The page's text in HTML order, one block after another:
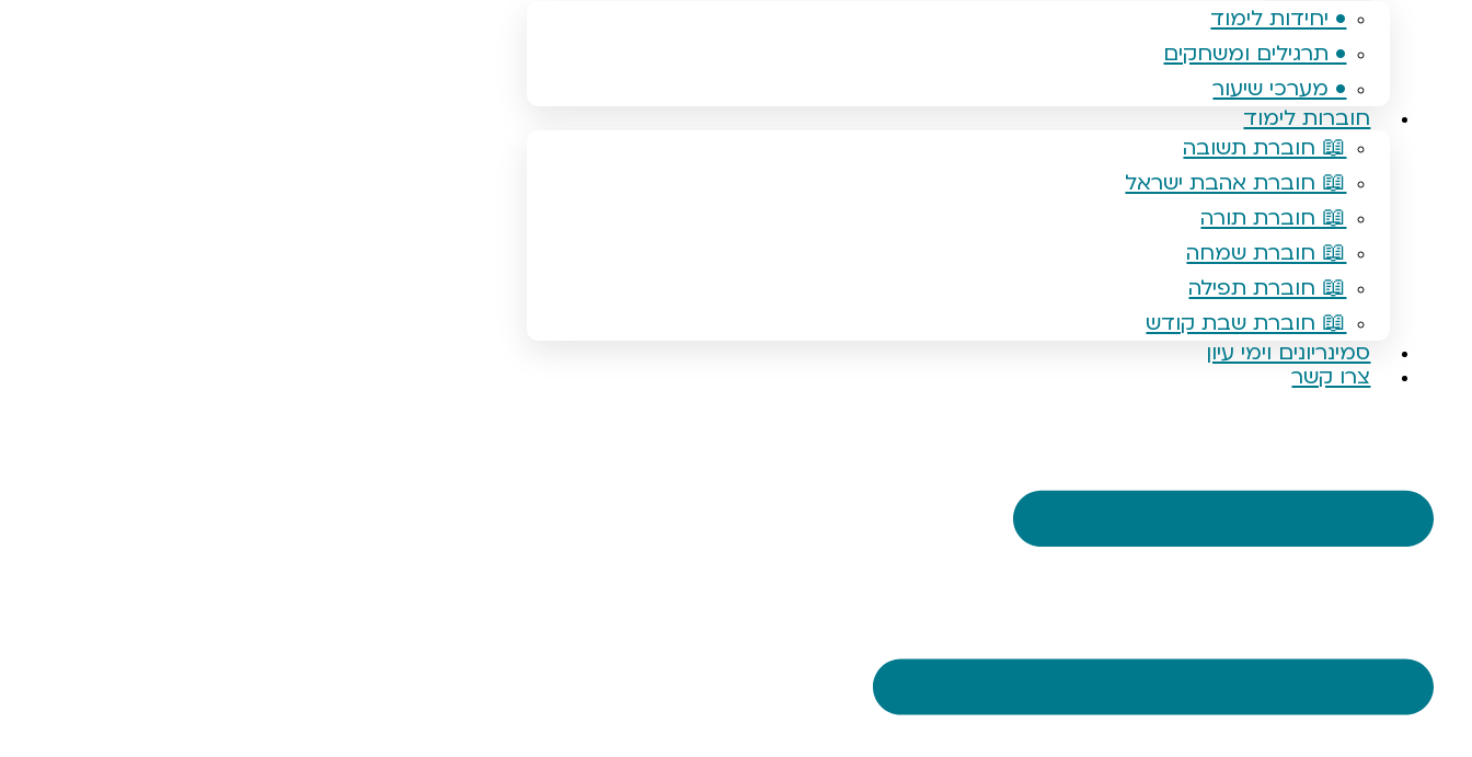
• יחידות לימוד
• תרגילים ומשחקים
• מערכי שיעור
חוברות לימוד
📖 חוברת תשובה
📖 חוברת אהבת ישראל
📖 חוברת תורה
📖 חוברת שמחה
📖 חוברת תפילה
📖 חוברת שבת קודש
סמינריונים וימי עיון
צרו קשר